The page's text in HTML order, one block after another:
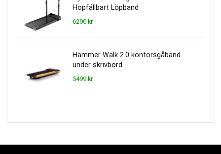
Hopfällbart Löpband
6290 kr
Hammer Walk 2.0 kontorsgåband
under skrivbord
5499 kr